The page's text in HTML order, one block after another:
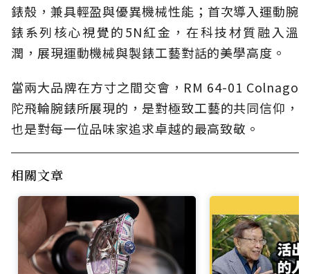
錶殼，兼具輕盈與優異機械性能；首次導入運動腕
錶系列核心視覺的5N紅金，在科技材質融入溫
潤，展現運動機械與製錶工藝對話的美學高度。
當兩大品牌在方寸之間交會，RM 64-01 Colnago
陀飛輪腕錶所展現的，是對極致工藝的共同信仰，
也是對每一位品味家追求卓越的最高致敬。
相關文章